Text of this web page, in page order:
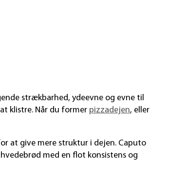
stræk­barhed, ydeevne og evne til
klistre. Når du former pizzadejen, eller
at give mere struktur i dejen. Caputo
med en flot konsistens og